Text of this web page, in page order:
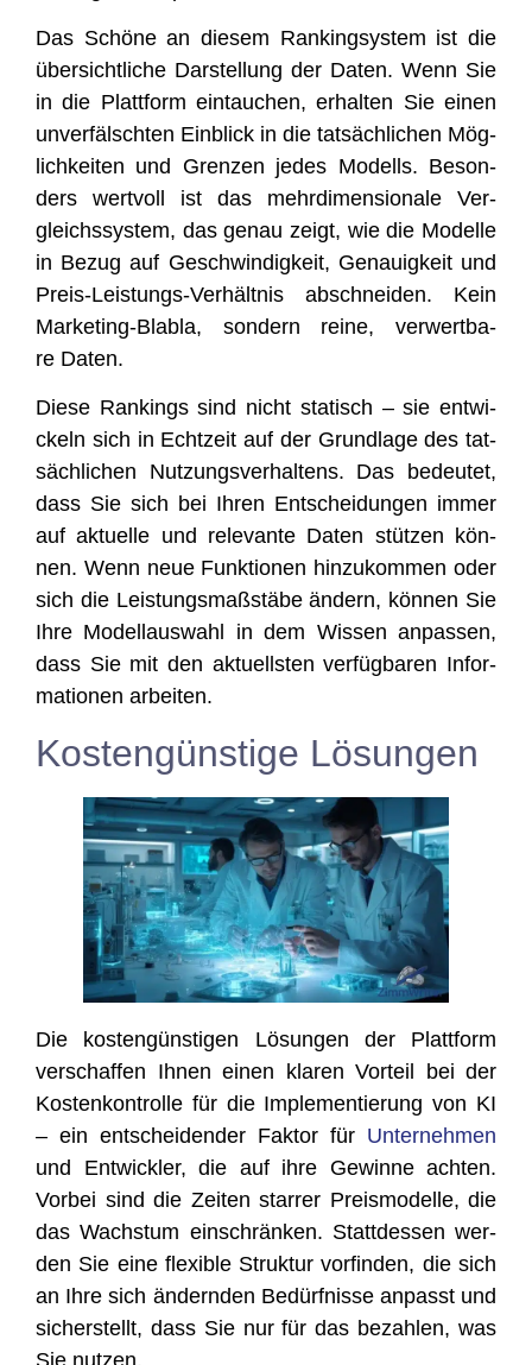
Das Schö­ne an die­sem Ran­king­sys­tem ist die
über­sicht­li­che Dar­stel­lung der Daten. Wenn Sie
in die Platt­form ein­tau­chen, erhal­ten Sie einen
unver­fälsch­ten Ein­blick in die tat­säch­li­chen Mög­
lich­kei­ten und Gren­zen jedes Modells. Beson­
ders wert­voll ist das mehr­di­men­sio­na­le Ver­
gleichs­sys­tem, das genau zeigt, wie die Model­le
in Bezug auf Geschwin­dig­keit, Genau­ig­keit und
Preis-Leis­tungs-Ver­hält­nis abschnei­den. Kein
Mar­ke­ting-Bla­bla, son­dern rei­ne, ver­wert­ba­
re Daten.
Die­se Ran­kings sind nicht sta­tisch – sie ent­wi­
ckeln sich in Echt­zeit auf der Grund­la­ge des tat­
säch­li­chen Nut­zungs­ver­hal­tens. Das bedeu­tet,
dass Sie sich bei Ihren Ent­schei­dun­gen immer
auf aktu­el­le und rele­van­te Daten stüt­zen kön­
nen. Wenn neue Funk­tio­nen hin­zu­kom­men oder
sich die Leis­tungs­maß­stä­be ändern, kön­nen Sie
Ihre Modell­aus­wahl in dem Wis­sen anpas­sen,
dass Sie mit den aktu­ells­ten ver­füg­ba­ren Infor­
ma­tio­nen arbeiten.
Kostengünstige Lösungen
Die kos­ten­güns­ti­gen Lösun­gen der Platt­form
ver­schaf­fen Ihnen einen kla­ren Vor­teil bei der
Kos­ten­kon­trol­le für die Imple­men­tie­rung von KI
– ein ent­schei­den­der Fak­tor für Unter­neh­men
und Ent­wick­ler, die auf ihre Gewin­ne ach­ten.
Vor­bei sind die Zei­ten star­rer Preis­mo­del­le, die
das Wachs­tum ein­schrän­ken. Statt­des­sen wer­
den Sie eine fle­xi­ble Struk­tur vor­fin­den, die sich
an Ihre sich ändern­den Bedürf­nis­se anpasst und
sicher­stellt, dass Sie nur für das bezah­len, was